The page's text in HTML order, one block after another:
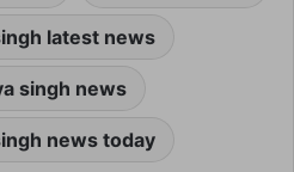
latest news
singh news
news today